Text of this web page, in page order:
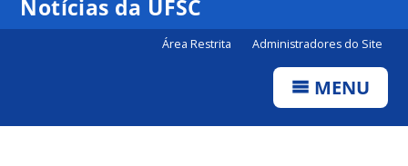
Notícias da UFSC
Área Restrita Administradores do Site
MENU